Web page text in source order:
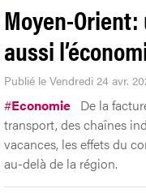
Moyen-
aussi
Publié le Vendredi 24 avr.
#Economie De la
transport, des chaînes
vacances, les effets du
au-delà de la région.